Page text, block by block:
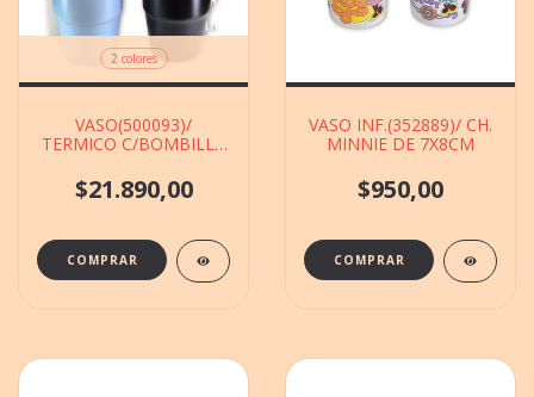
2 colores
VASO(500093)/
TERMICO C/BOMBILLA
$21.890,00
COMPRAR
VASO INF.(352889)/ CH.
MINNIE DE 7X8CM
$950,00